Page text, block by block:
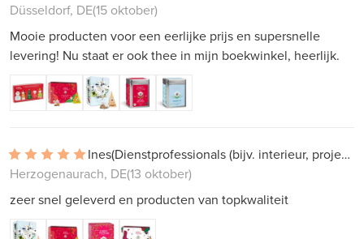
Düsseldorf, DE(15 oktober)
Mooie producten voor een eerlijke prijs en supersnelle
levering! Nu staat er ook thee in mijn boekwinkel, heerlijk.
Ines
(Dienstprofessionals (bijv. interieur, projectwerk))
Herzogenaurach, DE(13 oktober)
zeer snel geleverd en producten van topkwaliteit